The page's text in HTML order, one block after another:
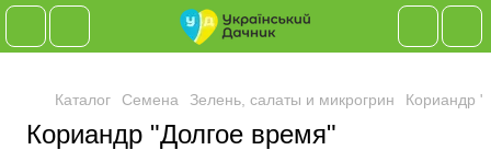
Каталог Семена Зелень, салаты и микрогрин Кориандр
Кориандр "Долгое время"